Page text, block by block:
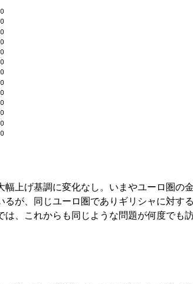
上げ基調に変化なし。いまやユーロ圏の
が、同じユーロ圏でありギリシャに対す
、これからも同じような問題が何度でも